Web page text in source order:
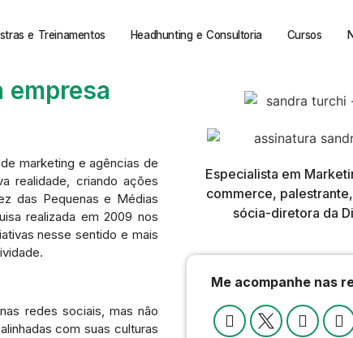
e Treinamentos Headhunting e Consultoria Cursos
empresa
marketing e agências de
realidade, criando ações
das Pequenas e Médias
realizada em 2009 nos
nesse sentido e mais
redes sociais, mas não
com suas culturas
Especialista em
commerce,
sócia-diretora da
Me acompanhe nas